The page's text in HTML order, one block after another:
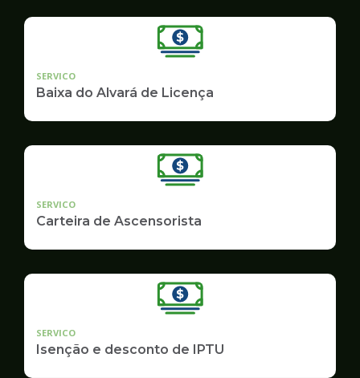
SERVICO
Baixa do Alvará de Licença
SERVICO
Carteira de Ascensorista
SERVICO
Isenção e desconto de IPTU